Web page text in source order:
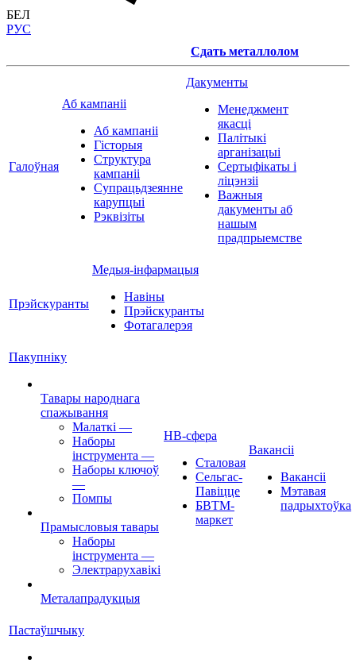
БЕЛ
РУС
Сдать металлолом
Галоўная
Аб кампаніі
Аб кампаніі
Гісторыя
Структура
кампаніі
Супрацьдзеянне
карупцыі
Рэквізіты
Дакументы
Менеджмент
якасці
Палітыкі
арганізацыі
Сертыфікаты і
ліцэнзіі
Важныя
дакументы аб
нашым
прадпрыемстве
Прэйскуранты
Медыя-інфармацыя
Навіны
Прэйскуранты
Фотагалерэя
Пакупніку
Тавары народнага
спажывання
Малаткі —
Наборы
інструмента —
Наборы ключоў
—
Помпы
Прамысловыя тавары
Наборы
інструмента —
Электрарухавікі
Металапрадукцыя
НВ-сфера
Сталовая
Сельгас-
Павіцце
БВТМ-
маркет
Вакансіі
Вакансіі
Мэтавая
падрыхтоўка
Пастаўшчыку